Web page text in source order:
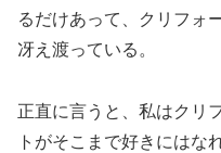
るだけあって、クリフォ
冴え渡っている。
正直に言うと、私はクリ
トがそこまで好きにはな